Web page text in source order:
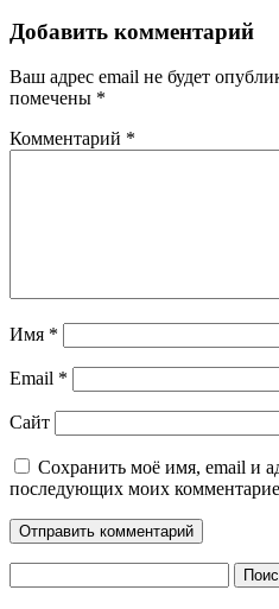
Добавить комментарий
Ваш адрес email не будет
помечены *
Комментарий *
Имя *
Email *
Сайт
Сохранить моё имя, email и
последующих моих